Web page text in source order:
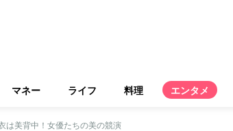
マネー ライフ 料理 エンタメ
は美背中！女優たちの美の競演